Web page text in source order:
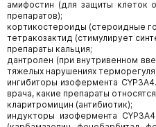
амифостин (для защиты клеток
препаратов);
кортикостероиды (стероидные
тетракозактид (стимулирует
препараты кальция;
дантролен (при внутривенном
тяжелых нарушениях
ингибиторы изофермента
врача, какие препараты
кларитромицин (антибиотик);
индукторы изофермента